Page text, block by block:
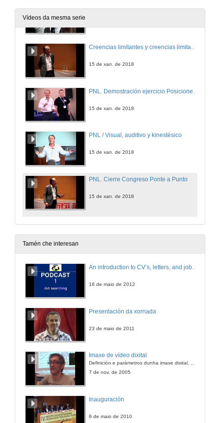
Vídeos da mesma serie
Creencias limitantes y creencias limitadoras.
15 de xan. de 2018
15 de xan. de 2018
PNL / Visual, auditivo y kinestésico
15 de xan. de 2018
PNL. Cierre Congreso Ponte a Punto
15 de xan. de 2018
Tamén che interesan
An introduction to CV’s, letters, and job searching
16 de maio de 2012
Presentación da xornada
23 de maio de 2011
Imaxe de vídeo dixital
7 de nov. de 2005
Inauguración
8 de maio de 2010